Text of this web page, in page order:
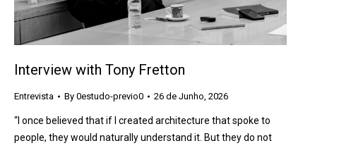
Interview with Tony Fretton
Entrevista By 0estudo-previo0 26 de Junho, 2026
“I once believed that if I created architecture that spoke to
people, they would naturally understand it. But they do not